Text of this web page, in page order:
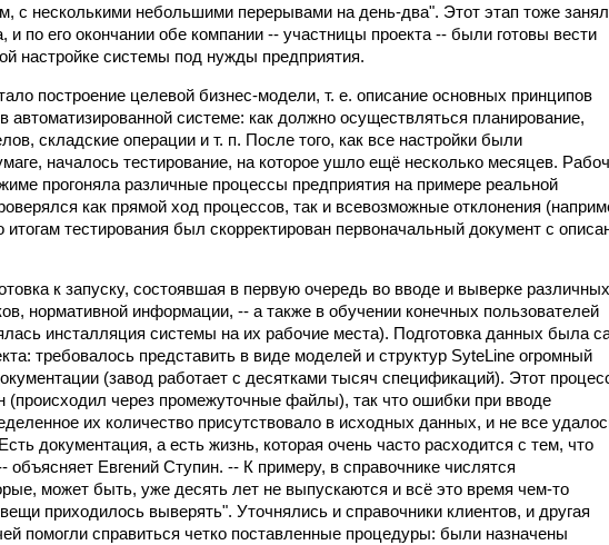
с несколькими небольшими перерывами на день-два". Этот этап тоже занял
и по его окончании обе компании -- участницы проекта -- были готовы вести
настройке системы под нужды предприятия.
построение целевой бизнес-модели, т. е. описание основных принципов
автоматизированной системе: как должно осуществляться планирование,
складские операции и т. п. После того, как все настройки были
началось тестирование, на которое ушло ещё несколько месяцев.
прогоняла различные процессы предприятия на примере реальной
как прямой ход процессов, так и всевозможные отклонения
итогам тестирования был скорректирован первоначальный документ с
к запуску, состоявшая в первую очередь во вводе и выверке различных
нормативной информации, -- а также в обучении конечных пользователей
инсталляция системы на их рабочие места). Подготовка данных была
требовалось представить в виде моделей и структур SyteLine огромный
(завод работает с десятками тысяч спецификаций). Этот
(происходил через промежуточные файлы), так что ошибки при вводе
их количество присутствовало в исходных данных, и не все
документация, а есть жизнь, которая очень часто расходится с тем, что
объясняет Евгений Ступин. -- К примеру, в справочнике числятся
может быть, уже десять лет не выпускаются и всё это время чем-то
приходилось выверять". Уточнялись и справочники клиентов, и другая
помогли справиться четко поставленные процедуры: были назначены